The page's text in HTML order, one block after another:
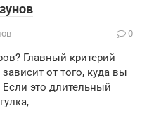
0
Главный критерий
от того, куда вы
Если это длительный